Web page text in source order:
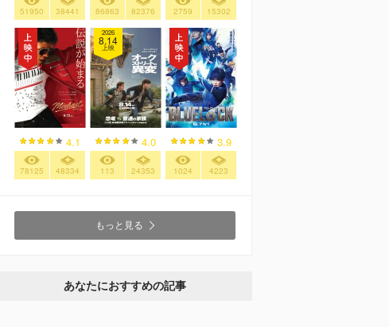
51950 38441 86863 82376 2759 15302
4.1
78125 48334
2026
8.14
上映
4.0
113 24353
3.9
1024 4223
もっと見る
あなたにおすすめの記事